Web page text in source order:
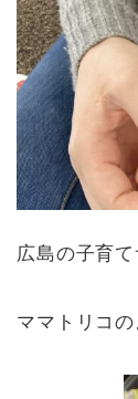
広島の子育て
ママトリコ